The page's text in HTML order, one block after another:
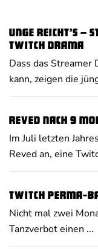
Unge reicht’s –
Twitch Drama
Dass das Streamer
kann, zeigen die
Reved nach 9
Im Juli letzten
Reved an, eine
Twitch Perma-
Nicht mal zwei
Tanzverbot einen ...